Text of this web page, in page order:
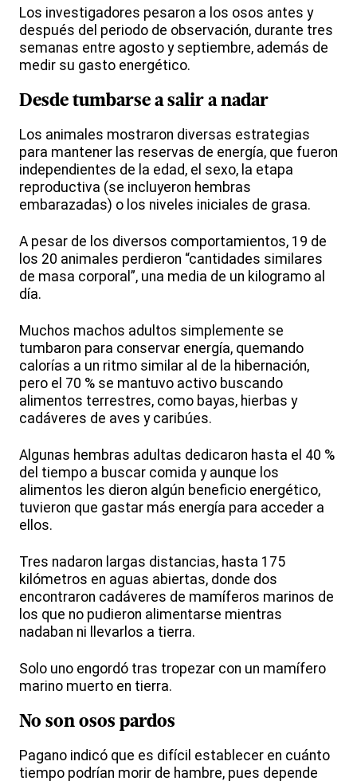
Los investigadores pesaron a los osos antes y
después del periodo de observación, durante tres
semanas entre agosto y septiembre, además de
medir su gasto energético.
Desde tumbarse a salir a nadar
Los animales mostraron diversas estrategias
para mantener las reservas de energía, que fueron
independientes de la edad, el sexo, la etapa
reproductiva (se incluyeron hembras
embarazadas) o los niveles iniciales de grasa.
A pesar de los diversos comportamientos, 19 de
los 20 animales perdieron “cantidades similares
de masa corporal”, una media de un kilogramo al
día.
Muchos machos adultos simplemente se
tumbaron para conservar energía, quemando
calorías a un ritmo similar al de la hibernación,
pero el 70 % se mantuvo activo buscando
alimentos terrestres, como bayas, hierbas y
cadáveres de aves y caribúes.
Algunas hembras adultas dedicaron hasta el 40 %
del tiempo a buscar comida y aunque los
alimentos les dieron algún beneficio energético,
tuvieron que gastar más energía para acceder a
ellos.
Tres nadaron largas distancias, hasta 175
kilómetros en aguas abiertas, donde dos
encontraron cadáveres de mamíferos marinos de
los que no pudieron alimentarse mientras
nadaban ni llevarlos a tierra.
Solo uno engordó tras tropezar con un mamífero
marino muerto en tierra.
No son osos pardos
Pagano indicó que es difícil establecer en cuánto
tiempo podrían morir de hambre, pues depende